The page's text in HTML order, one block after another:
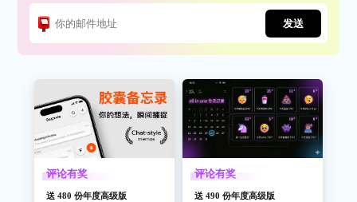
发送
评论有奖
送 480 份年度高级版
评论有奖
送 490 份年度高级版